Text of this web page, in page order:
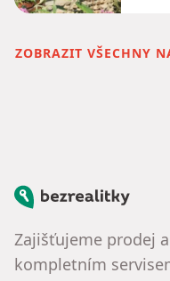
ZOBRAZIT VŠECHNY
Bezrealitky
Zajišťujeme prodej
kompletním